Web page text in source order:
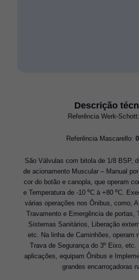
Descrição
Referência Werk-Schott:
Referência Mascarello:
São Válvulas com bitola de 1/8 BSP,
de acionamento Muscular – Manual
cor do botão e canopla, que operam
e Temperatura de -10 ⁰C à +80 ⁰C.
várias operações nos Ônibus, como,
Travamento e Emergência de portas,
Sistemas Sanitários, Liberação
etc. Na linha de Caminhões, operam
Trava de Segurança do 3º Eixo,
aplicações, equipam Ônibus e
grandes encarroçadoras